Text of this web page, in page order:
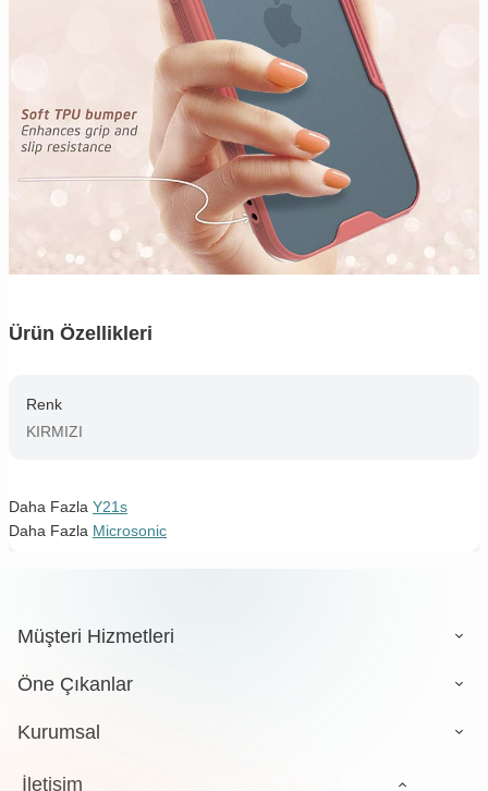
Ürün Özellikleri
Renk
KIRMIZI
Daha Fazla Y21s
Daha Fazla Microsonic
Müşteri Hizmetleri
Öne Çıkanlar
Kurumsal
İletişim